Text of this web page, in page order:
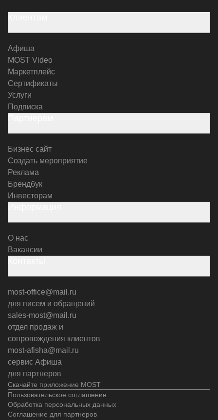
Скачайте приложение MOST
Афиша
MOST Video
Маркетплейс
Сертификаты
Услуги
Подписка
Бизнес сайт
Создать мероприятие
Реклама
Брендбук
Инвесторам
О нас
Вакансии
most-office@mail.ru
для писем и обращений
sales-most@mail.ru
отдел продаж и
сопровождения клиентов
most-afisha@mail.ru
сервис Афиша
для партнеров
Пользовательское соглашение
Обработка персональных данных
Соглашение для партнеров